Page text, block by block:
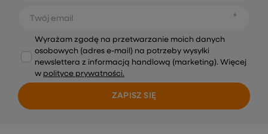
Twój email
Wyrażam zgodę na przetwarzanie moich danych
osobowych (adres e-mail) na potrzeby wysyłki
newslettera z informacją handlową (marketing). Więcej
w polityce prywatności.
ZAPISZ SIĘ